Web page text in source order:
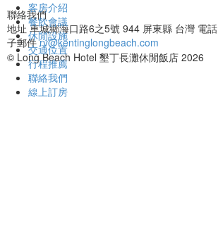
客房介紹
餐飲會議
休閒設施
交通位置
行程推薦
聯絡我們
線上訂房
聯絡我們
地址 車城鄉海口路6之5號 944 屏東縣 台灣 電話
子郵件 rv@kentinglongbeach.com
© Long Beach Hotel 墾丁長灘休閒飯店 2026